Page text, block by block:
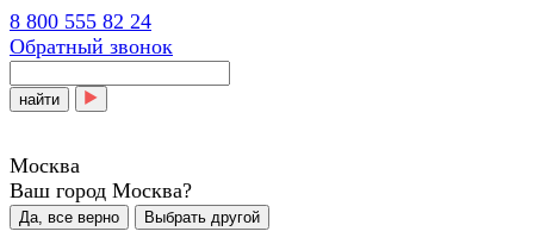
8 800 555 82 24
Обратный звонок
найти
Москва
Ваш город Москва?
Да, все верно Выбрать другой